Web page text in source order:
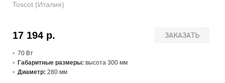
Toscot (Италия)
ЗАКАЗАТЬ
17 194 р.
70 Вт
Габаритные размеры: высота 300 мм
Диаметр: 280 мм